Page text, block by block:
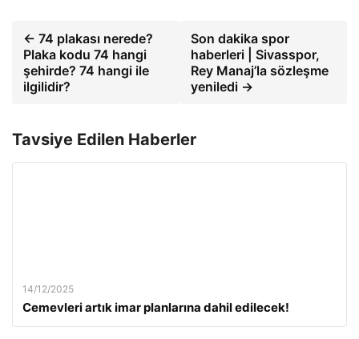
← 74 plakası nerede?
Plaka kodu 74 hangi
şehirde? 74 hangi ile
ilgilidir?
Son dakika spor
haberleri | Sivasspor,
Rey Manaj’la sözleşme
yeniledi →
Tavsiye Edilen Haberler
14/12/2025
Cemevleri artık imar planlarına dahil edilecek!